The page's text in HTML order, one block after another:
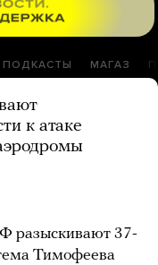
ПОДКАСТЫ МАГАЗ
к атаке
разыскивают 37-
Тимофеева